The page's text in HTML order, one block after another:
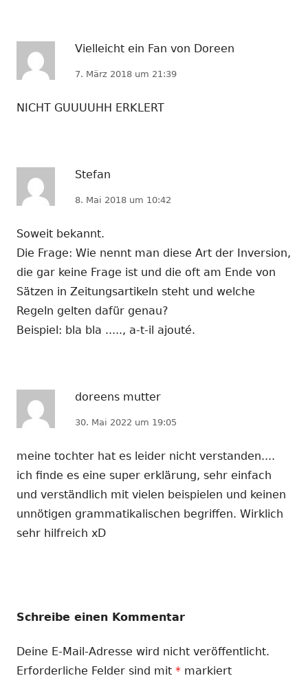
Vielleicht ein Fan von Doreen
7. März 2018 um 21:39
NICHT GUUUUHH ERKLERT
Stefan
8. Mai 2018 um 10:42
Soweit bekannt.
Die Frage: Wie nennt man diese Art der Inversion,
die gar keine Frage ist und die oft am Ende von
Sätzen in Zeitungsartikeln steht und welche
Regeln gelten dafür genau?
Beispiel: bla bla ....., a-t-il ajouté.
doreens mutter
30. Mai 2022 um 19:05
meine tochter hat es leider nicht verstanden....
ich finde es eine super erklärung, sehr einfach
und verständlich mit vielen beispielen und keinen
unnötigen grammatikalischen begriffen. Wirklich
sehr hilfreich xD
Schreibe einen Kommentar
Deine E-Mail-Adresse wird nicht veröffentlicht.
Erforderliche Felder sind mit * markiert